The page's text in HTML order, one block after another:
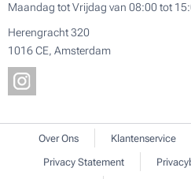
Maandag tot Vrijdag van 08:00 tot
Herengracht 320
1016 CE, Amsterdam
Over Ons Klantenservice
Privacy Statement